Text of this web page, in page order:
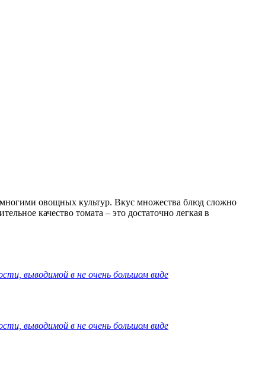
овощных культур. Вкус множества блюд сложно
качество томата – это достаточно легкая в
выводимой в не очень большом виде
выводимой в не очень большом виде